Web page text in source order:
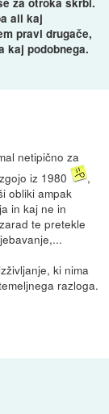
ali kaj
pravi drugače,
kaj podobnega.
netipično za
iz 1980
,
obliki ampak
in kaj ne in
te pretekle
ki nima
razloga.